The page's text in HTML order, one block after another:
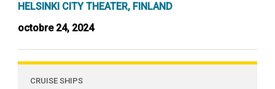
HELSINKI CITY THEATER, FINLAND
octobre 24, 2024
CRUISE SHIPS